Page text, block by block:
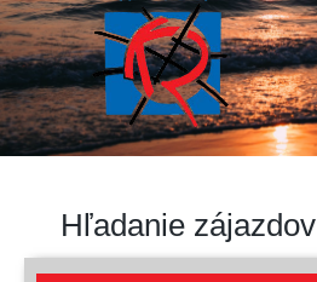
Hľadanie zájazdov